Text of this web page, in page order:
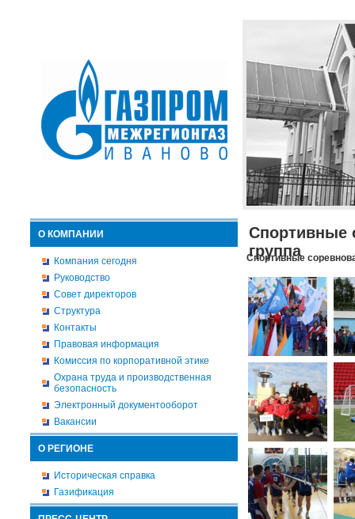
О КОМПАНИИ
Компания сегодня
Руководство
Совет директоров
Структура
Контакты
Правовая информация
Комиссия по корпоративной этике
Охрана труда и производственная
безопасность
Электронный документооборот
Вакансии
О РЕГИОНЕ
Историческая справка
Газификация
Спортивные
группа
Спортивные